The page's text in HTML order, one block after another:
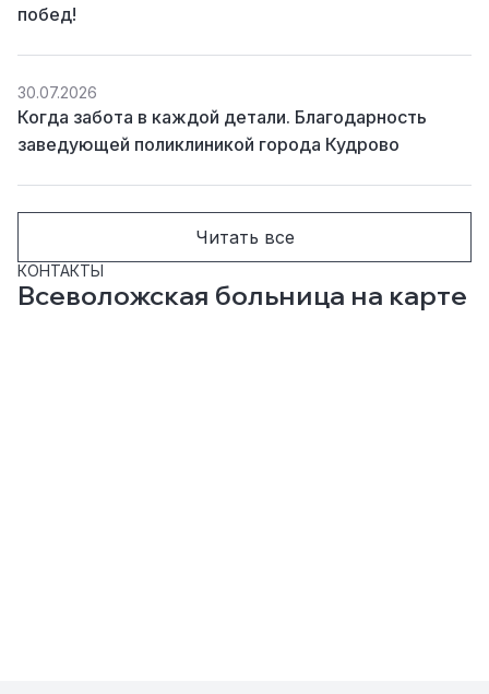
побед!
30.07.2026
Когда забота в каждой детали. Благодарность
заведующей поликлиникой города Кудрово
Читать все
КОНТАКТЫ
Всеволожская больница на карте